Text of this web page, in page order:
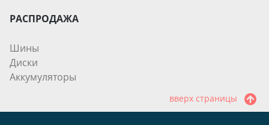
РАСПРОДАЖА
Шины
Диски
Аккумуляторы
вверх страницы